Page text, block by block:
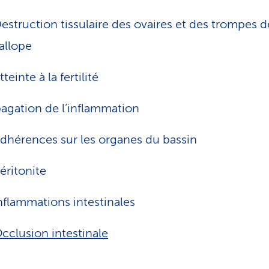
tissulaire des ovaires et des trompes
à la fertilité
de l’inflammation
sur les organes du bassin
intestinales
intestinale